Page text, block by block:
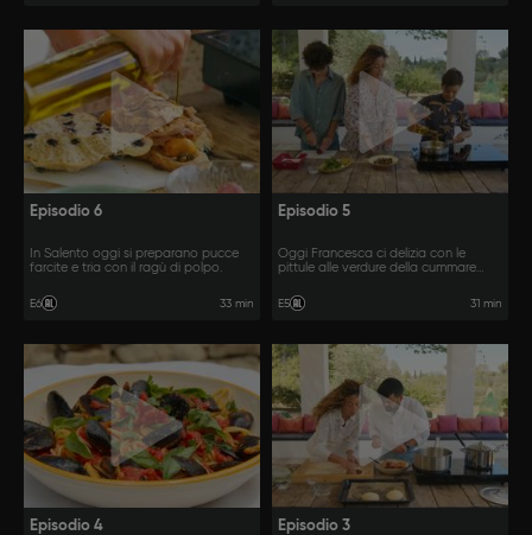
Episodio 6
In Salento oggi si preparano pucce
farcite e tria con il ragù di polpo.
E6 33 min
Episodio 5
Oggi Francesca ci delizia con le
pittule alle verdure della cummare
E5 31 min
Episodio 4 Episodio 3